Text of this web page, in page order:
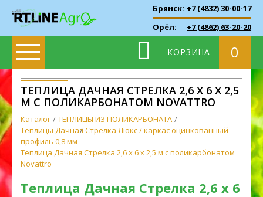
Брянск: +7 (4832) 30-00-17
Орёл:
+7 (4862) 63-20-20
КОРЗИНА 0
ТЕПЛИЦА ДАЧНАЯ СТРЕЛКА 2,6 X 6 X 2,5
М С ПОЛИКАРБОНАТОМ NOVATTRO
Каталог
ТЕПЛИЦЫ ИЗ ПОЛИКАРБОНАТА
Теплицы Дачная Стрелка Люкс / каркас оцинкованный
профиль 0,8 мм
Теплица Дачная Стрелка 2,6 x 6 x 2,5 м с поликарбонатом
Novattro
Теплица Дачная Стрелка 2,6 x 6